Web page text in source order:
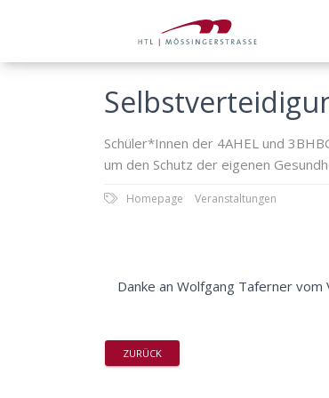
Schüler*Innen der 4AHEL und
um den Schutz der eigenen
Homepage Veranstaltungen
Danke an Wolfgang Taferner
ZURÜCK